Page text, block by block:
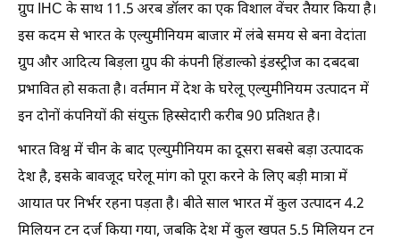
ग्रुप IHC के साथ 11.5 अरब डॉलर का एक विशाल वेंचर तैयार किया है।
इस कदम से भारत के एल्युमीनियम बाजार में लंबे समय से बना वेदांता
ग्रुप और आदित्य बिड़ला ग्रुप की कंपनी हिंडाल्को इंडस्ट्रीज का दबदबा
प्रभावित हो सकता है। वर्तमान में देश के घरेलू एल्युमीनियम उत्पादन में
इन दोनों कंपनियों की संयुक्त हिस्सेदारी करीब 90 प्रतिशत है।
भारत विश्व में चीन के बाद एल्युमीनियम का दूसरा सबसे बड़ा उत्पादक
देश है, इसके बावजूद घरेलू मांग को पूरा करने के लिए बड़ी मात्रा में
आयात पर निर्भर रहना पड़ता है। बीते साल भारत में कुल उत्पादन 4.2
मिलियन टन दर्ज किया गया, जबकि देश में कुल खपत 5.5 मिलियन टन